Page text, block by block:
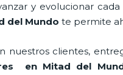
y evolucionar
del Mundo te permite
nuestros clientes,
en Mitad del